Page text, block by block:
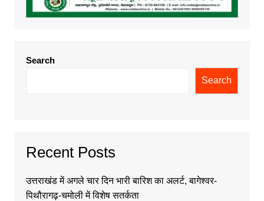
Search
Search
Recent Posts
उत्तराखंड में अगले चार दिन भारी बारिश का अलर्ट, बागेश्वर-
पिथौरागढ़-चमोली में विशेष सतर्कता